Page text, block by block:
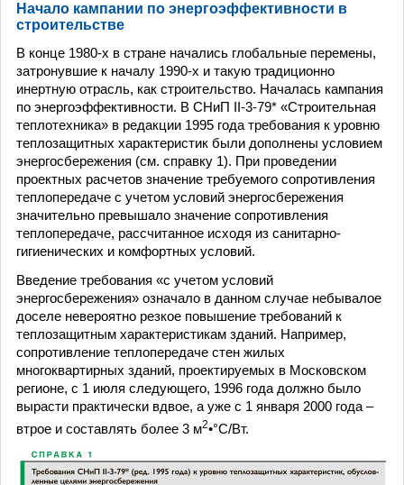
Начало кампании по энергоэффективности в
строительстве
В конце 1980-х в стране начались глобальные перемены,
затронувшие к началу 1990-х и такую традиционно
инертную отрасль, как строительство. Началась кампания
по энергоэффективности. В СНиП II-3-79* «Строительная
теплотехника» в редакции 1995 года требования к уровню
теплозащитных характеристик были дополнены условием
энергосбережения (см. справку 1). При проведении
проектных расчетов значение требуемого сопротивления
теплопередаче с учетом условий энергосбережения
значительно превышало значение сопротивления
теплопередаче, рассчитанное исходя из санитарно-
гигиенических и комфортных условий.
Введение требования «с учетом условий
энергосбережения» означало в данном случае небывалое
доселе невероятно резкое повышение требований к
теплозащитным характеристикам зданий. Например,
сопротивление теплопередаче стен жилых
многоквартирных зданий, проектируемых в Московском
регионе, с 1 июля следующего, 1996 года должно было
вырасти практически вдвое, а уже с 1 января 2000 года –
втрое и составлять более 3 м2•°С/Вт.